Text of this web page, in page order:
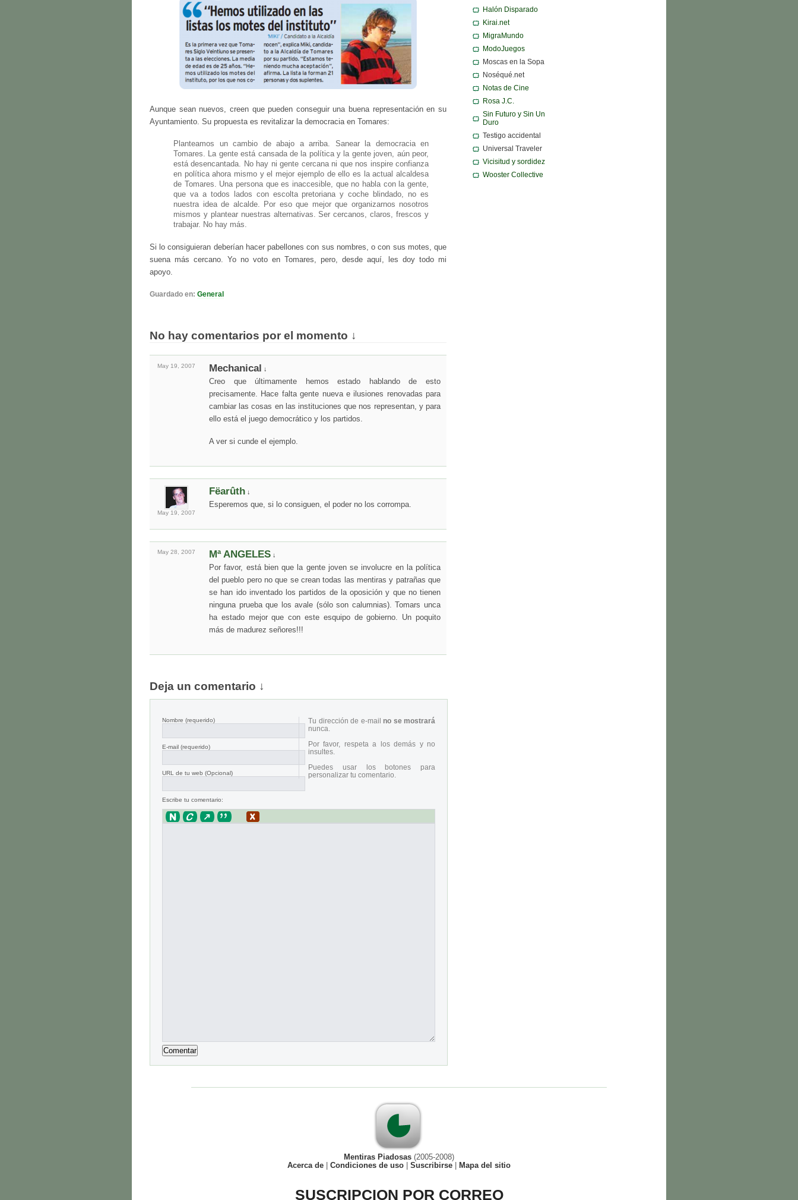
Aunque sean nuevos, creen que pueden conseguir una buena representación en su
Ayuntamiento. Su propuesta es revitalizar la democracia en Tomares:
Planteamos un cambio de abajo a arriba. Sanear la democracia en
Tomares. La gente está cansada de la política y la gente joven, aún peor,
está desencantada. No hay ni gente cercana ni que nos inspire confianza
en política ahora mismo y el mejor ejemplo de ello es la actual alcaldesa
de Tomares. Una persona que es inaccesible, que no habla con la gente,
que va a todos lados con escolta pretoriana y coche blindado, no es
nuestra idea de alcalde. Por eso que mejor que organizarnos nosotros
mismos y plantear nuestras alternativas. Ser cercanos, claros, frescos y
trabajar. No hay más.
Si lo consiguieran deberían hacer pabellones con sus nombres, o con sus motes, que
suena más cercano. Yo no voto en Tomares, pero, desde aquí, les doy todo mi
apoyo.
Guardado en: General
No hay comentarios por el momento ↓
May 19, 2007 Mechanical ↓
Creo que últimamente hemos estado hablando de esto
precisamente. Hace falta gente nueva e ilusiones renovadas para
cambiar las cosas en las instituciones que nos representan, y para
ello está el juego democrático y los partidos.
A ver si cunde el ejemplo.
May 19, 2007
Fëarûth ↓
Esperemos que, si lo consiguen, el poder no los corrompa.
May 28, 2007 Mª ANGELES ↓
Por favor, está bien que la gente joven se involucre en la política
del pueblo pero no que se crean todas las mentiras y patrañas que
se han ido inventado los partidos de la oposición y que no tienen
ninguna prueba que los avale (sólo son calumnias). Tomars unca
ha estado mejor que con este esquipo de gobierno. Un poquito
más de madurez señores!!!
Deja un comentario ↓
Nombre (requerido)
E-mail (requerido)
URL de tu web (Opcional)
Tu dirección de e-mail no se mostrará
nunca.
Por favor, respeta a los demás y no
insultes.
Puedes usar los botones para
personalizar tu comentario.
Escribe tu comentario:
Halón Disparado
Kirai.net
MigraMundo
ModoJuegos
Moscas en la Sopa
Noséqué.net
Notas de Cine
Rosa J.C.
Sin Futuro y Sin Un
Duro
Testigo accidental
Universal Traveler
Vicisitud y sordidez
Wooster Collective
Mentiras Piadosas (2005-2008)
Acerca de
Condiciones de uso Suscribirse Mapa del sitio
SUSCRIPCION POR CORREO